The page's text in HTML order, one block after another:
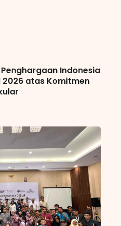
Indonesia
atas Komitmen